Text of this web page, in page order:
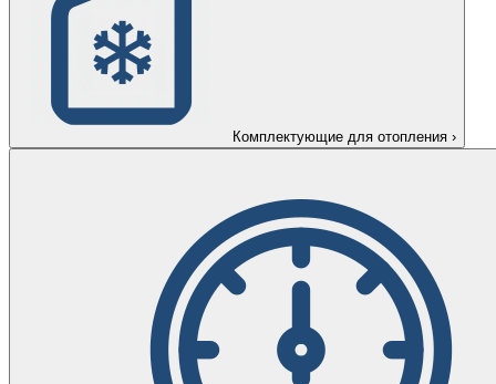
Комплектующие для отопления ›